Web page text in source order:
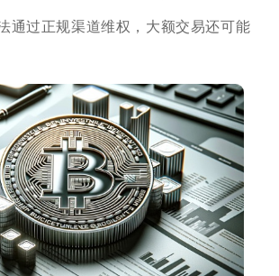
通过正规渠道维权，大额交易还可能